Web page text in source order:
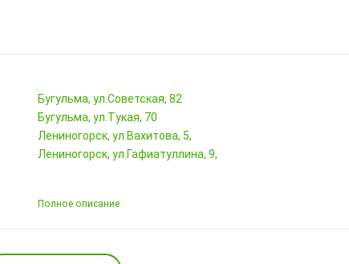
Бугульма, ул.Советская, 82
Бугульма, ул.Тукая, 70
Лениногорск, ул.Вахитова, 5,
Лениногорск, ул.Гафиатуллина, 9,
Полное описание